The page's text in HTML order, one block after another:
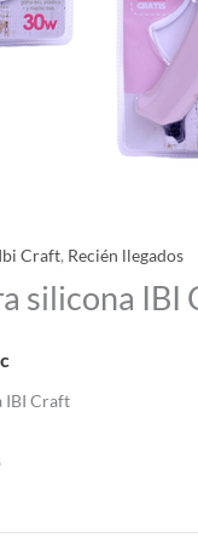
Ibi Craft, Recién llegados
silicona IBI
IBI Craft